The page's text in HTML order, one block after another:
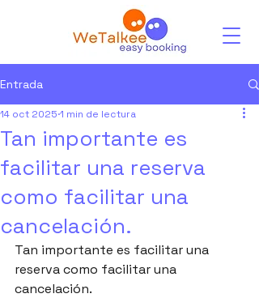
Entrada
Tan importante es
facilitar una reserva
como facilitar una
cancelación.
14 oct 2025 1 min de lectura
Tan importante es facilitar una
reserva como facilitar una
cancelación.